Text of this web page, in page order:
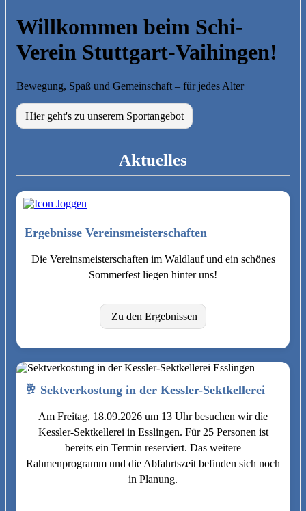
Willkommen beim Schi-
Verein Stuttgart-Vaihingen!
Bewegung, Spaß und Gemeinschaft – für jedes Alter
Hier geht's zu unserem Sportangebot
Aktuelles
Ergebnisse Vereinsmeisterschaften
Die Vereinsmeisterschaften im Waldlauf und ein schönes
Sommerfest liegen hinter uns!
Zu den Ergebnissen
🥂 Sektverkostung in der Kessler-Sektkellerei
Am Freitag, 18.09.2026 um 13 Uhr besuchen wir die
Kessler-Sektkellerei in Esslingen. Für 25 Personen ist
bereits ein Termin reserviert. Das weitere
Rahmenprogramm und die Abfahrtszeit befinden sich noch
in Planung.